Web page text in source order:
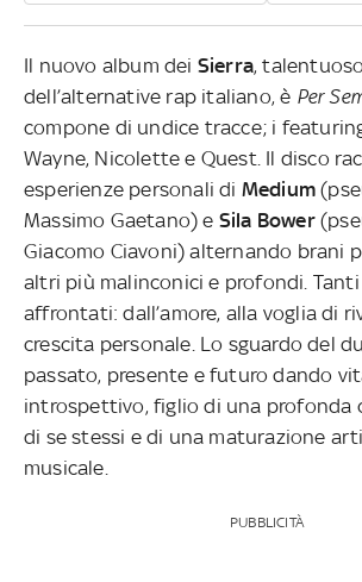
Il nuovo album dei Sierra,
dell’alternative rap italiano, è Per
compone di undice tracce; i
Wayne, Nicolette e Quest. Il disco
esperienze personali di Medium
Massimo Gaetano) e Sila Bower
Giacomo Ciavoni) alternando brani
altri più malinconici e profondi.
affrontati: dall’amore, alla voglia di
crescita personale. Lo sguardo del
passato, presente e futuro dando
introspettivo, figlio di una profonda
di se stessi e di una maturazione
musicale.
PUBBLICITÀ